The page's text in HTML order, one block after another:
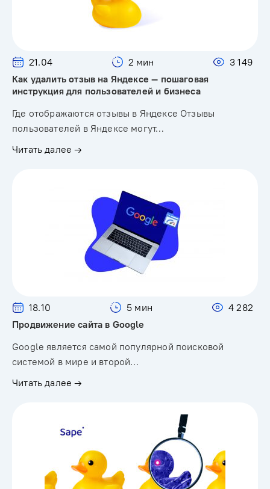
21.04 2 мин
3 149
Как удалить отзыв на Яндексе — пошаговая
инструкция для пользователей и бизнеса
Где отображаются отзывы в Яндексе Отзывы
пользователей в Яндексе могут…
Читать далее →
18.10 5 мин
4 282
Продвижение сайта в Google
Google является самой популярной поисковой
системой в мире и второй…
Читать далее →